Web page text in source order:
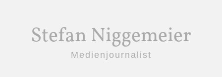
Stefan Niggemeier
Medienjournalist